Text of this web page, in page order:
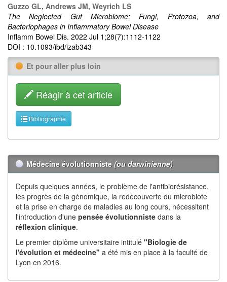
Guzzo GL, Andrews JM, Weyrich LS
The Neglected Gut Microbiome: Fungi, Protozoa, and
Bacteriophages in Inflammatory Bowel Disease
Inflamm Bowel Dis. 2022 Jul 1;28(7):1112-1122
DOI : 10.1093/ibd/izab343
Et pour aller plus loin
Réagir à cet article
Bibliographie
Médecine évolutionniste (ou darwinienne)
Depuis quelques années, le problème de l'antibiorésistance,
les progrès de la génomique, la redécouverte du microbiote
et la prise en charge de maladies au long cours, nécessitent
l'introduction d'une pensée évolutionniste dans la
réflexion clinique.
Le premier diplôme universitaire intitulé "Biologie de
l'évolution et médecine" a été mis en place à la faculté de
Lyon en 2016.